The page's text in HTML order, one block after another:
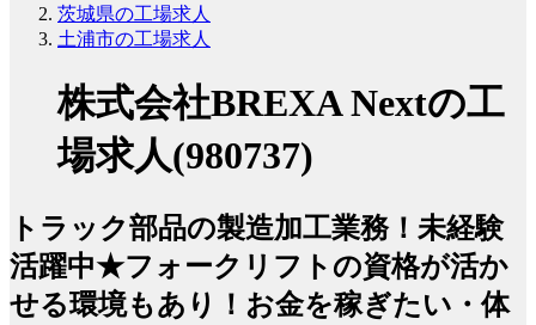
茨城県の工場求人
土浦市の工場求人
株式会社BREXA Nextの工
場求人(980737)
トラック部品の製造加工業務！未経験
活躍中★フォークリフトの資格が活か
せる環境もあり！お金を稼ぎたい・体